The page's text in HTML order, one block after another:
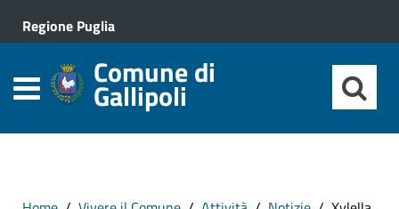
Regione Puglia
Comune di
Gallipoli